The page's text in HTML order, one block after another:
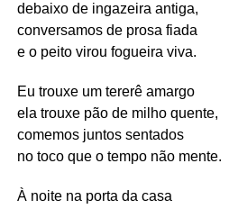
debaixo de ingazeira antiga,
conversamos de prosa fiada
e o peito virou fogueira viva.
Eu trouxe um tererê amargo
ela trouxe pão de milho quente,
comemos juntos sentados
no toco que o tempo não mente.
À noite na porta da casa